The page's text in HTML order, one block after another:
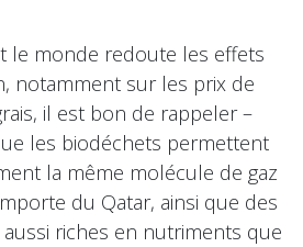
le monde redoute les effets
notamment sur les prix de
il est bon de rappeler –
les biodéchets permettent
la même molécule de gaz
du Qatar, ainsi que des
riches en nutriments que